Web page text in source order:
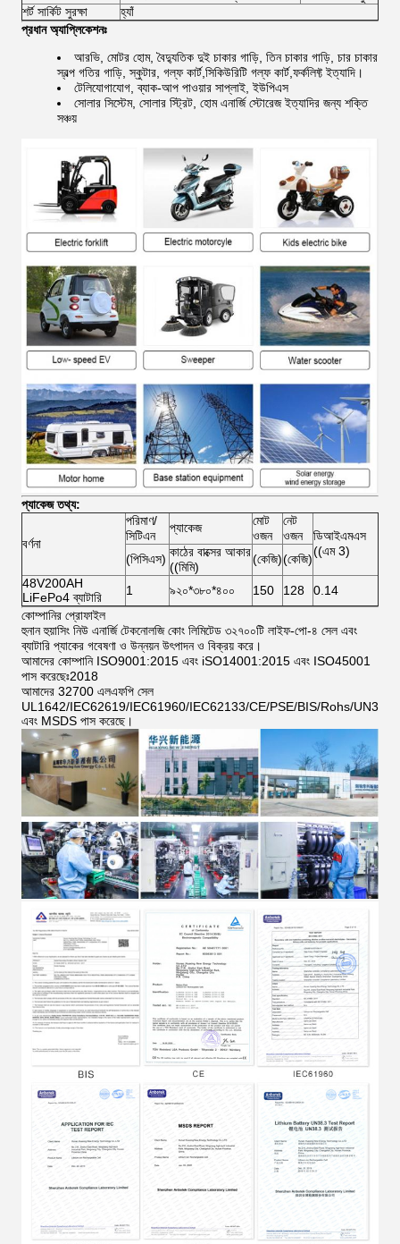
শর্ট সার্কিট সুরক্ষা
হ্যাঁ
প্রধান অ্যাপ্লিকেশনঃ
আরভি, মোটর হোম, বৈদ্যুতিক দুই চাকার গাড়ি, তিন চাকার গাড়ি, চার চাকার
স্বল্প গতির গাড়ি, স্কুটার, গল্ফ কার্ট,সিকিউরিটি গল্ফ কার্ট,ফর্কলিফ্ট ইত্যাদি।
টেলিযোগাযোগ, ব্যাক-আপ পাওয়ার সাপ্লাই, ইউপিএস
সোলার সিস্টেম, সোলার স্ট্রিট, হোম এনার্জি স্টোরেজ ইত্যাদির জন্য শক্তি
সঞ্চয়
প্যাকেজ তথ্য:
বর্ণনা
পরিমাণ/
সিটিএন
প্যাকেজ
মোট
ওজন
নেট
ওজন
ডিআইএমএস
((এম 3)
(পিসিএস) কাঠের বাক্সের আকার
((মিমি)
(কেজি)(কেজি)
48V200AH
LiFePo4 ব্যাটারি
1 ৯২০*৩৮০*৪০০ 150 128
0.14
কোম্পানির প্রোফাইল
হুনান হুয়াসিং নিউ এনার্জি টেকনোলজি কোং লিমিটেড ৩২৭০০টি লাইফ-পো-৪ সেল এবং
ব্যাটারি প্যাকের গবেষণা ও উন্নয়ন উৎপাদন ও বিক্রয় করে।
আমাদের কোম্পানি ISO9001:2015 এবং iSO14001:2015 এবং ISO45001
পাস করেছেঃ2018
আমাদের 32700 এলএফপি সেল
UL1642/IEC62619/IEC61960/IEC62133/CE/PSE/BIS/Rohs/UN38.8
এবং MSDS পাস করেছে।